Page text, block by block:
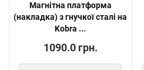
Магнітна платформа
(накладка) з гнучкої сталі на
Kobra ...
1090.0 грн.